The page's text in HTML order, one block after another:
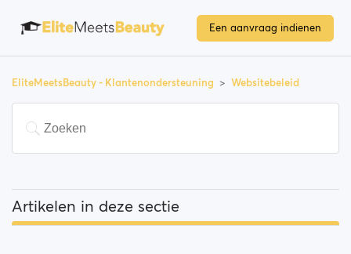
Een aanvraag indienen
EliteMeetsBeauty - Klantenondersteuning Websitebeleid
Artikelen in deze sectie